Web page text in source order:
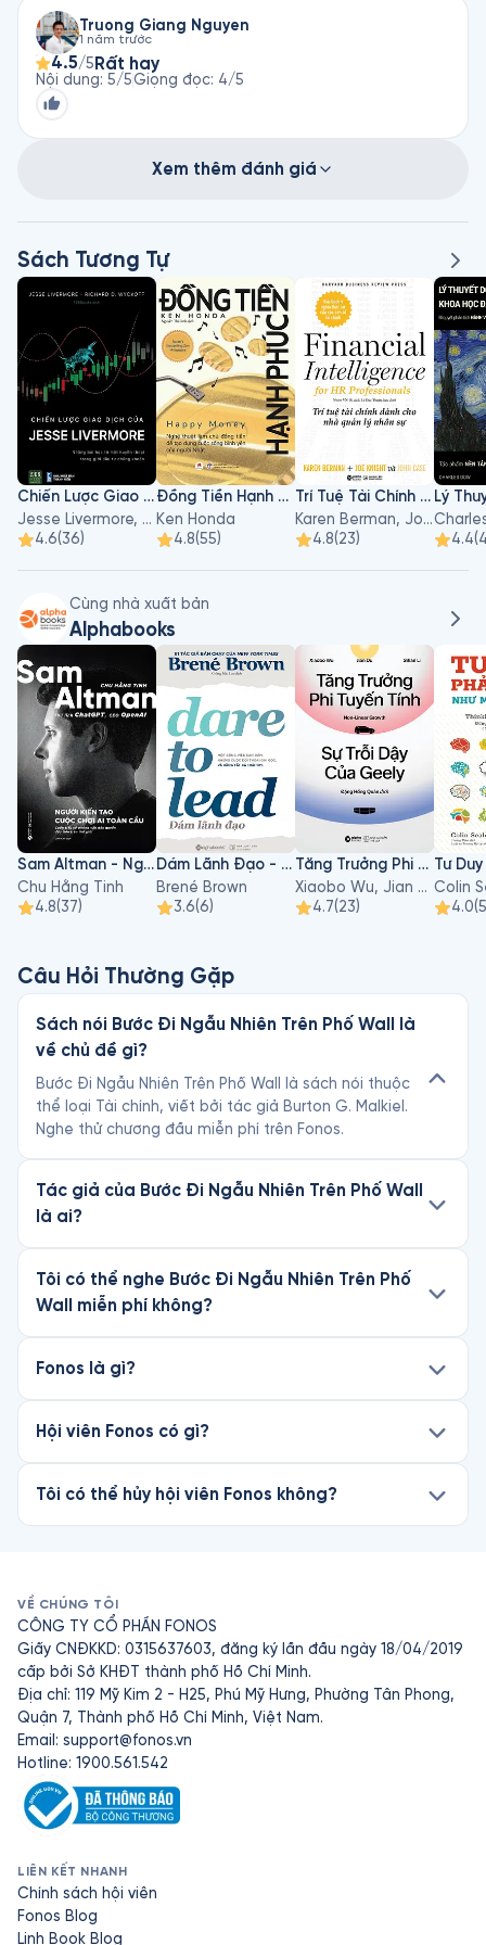
Truong Giang Nguyen
1 năm trước
4.5/5 Rất hay
Nội dung: 5/5Giọng đọc: 4/5
Xem thêm đánh giá
Sách Tương Tự
Chiến Lược Giao Dịch Của Jesse Livermore
Jesse Livermore, Richard D.Wyckoff
4.6(36)
Đồng Tiền Hạnh Phúc
Ken Honda
4.8(55)
Trí Tuệ Tài Chính Dành Cho Nhà Quản Lý Nhân Sự
Karen Berman, Joe Knight, John Case
4.8(23)
4.4(
Cùng nhà xuất bản
Alphabooks
Sam Altman - Người Kiến Tạo Cuộc Chơi AI Toàn Cầu
Chu Hằng Tinh
4.8(37)
Dám Lãnh Đạo - Dare To Lead
Brené Brown
3.6(6)
Tăng Trưởng Phi Tuyến Tính - Sự Trỗi Dậy Của Geely
Xiaobo Wu, Jian Du, Sihan Li
4.7(23)
Colin
4.0(
Câu Hỏi Thường Gặp
Sách nói Bước Đi Ngẫu Nhiên Trên Phố Wall là
về chủ đề gì?
Bước Đi Ngẫu Nhiên Trên Phố Wall là sách nói thuộc
thể loại Tài chính, viết bởi tác giả Burton G. Malkiel.
Nghe thử chương đầu miễn phí trên Fonos.
Tác giả của Bước Đi Ngẫu Nhiên Trên Phố Wall
là ai?
Tôi có thể nghe Bước Đi Ngẫu Nhiên Trên Phố
Wall miễn phí không?
Fonos là gì?
Hội viên Fonos có gì?
Tôi có thể hủy hội viên Fonos không?
VỀ CHÚNG TÔI
CÔNG TY CỔ PHẦN FONOS
Giấy CNĐKKD: 0315637603, đăng ký lần đầu ngày 18/04/2019
cấp bởi Sở KHĐT thành phố Hồ Chí Minh.
Địa chỉ: 119 Mỹ Kim 2 - H25, Phú Mỹ Hưng, Phường Tân Phong,
Quận 7, Thành phố Hồ Chí Minh, Việt Nam.
Email: support@fonos.vn
Hotline: 1900.561.542
LIÊN KẾT NHANH
Chính sách hội viên
Fonos Blog
Linh Book Blog